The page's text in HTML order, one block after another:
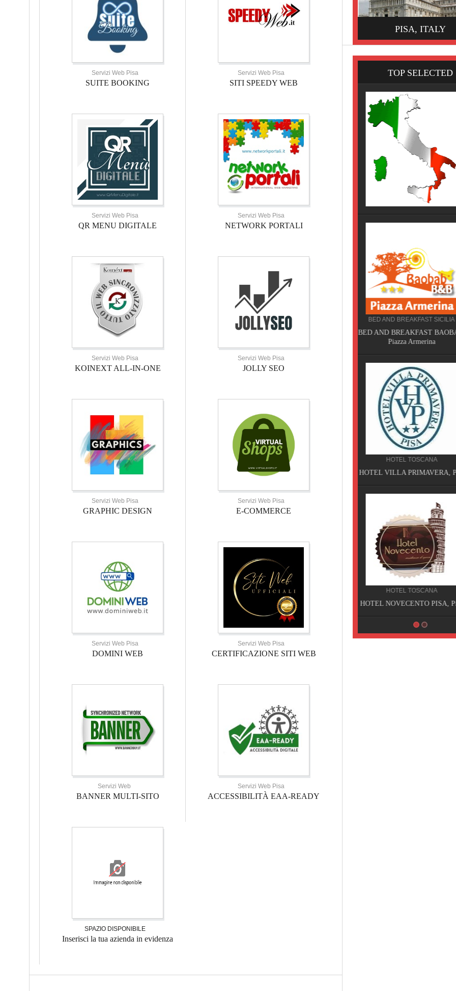
Servizi Web Pisa
SUITE BOOKING
Servizi Web Pisa
SITI SPEEDY WEB
Servizi Web Pisa
QR MENU DIGITALE
Servizi Web Pisa
NETWORK PORTALI
Servizi Web Pisa
KOINEXT ALL-IN-ONE
Servizi Web Pisa
JOLLY SEO
Servizi Web Pisa
GRAPHIC DESIGN
Servizi Web Pisa
E-COMMERCE
Servizi Web Pisa
DOMINI WEB
Servizi Web Pisa
CERTIFICAZIONE SITI WEB
Servizi Web
BANNER MULTI-SITO
Servizi Web Pisa
ACCESSIBILITÀ EAA-READY
SPAZIO DISPONIBILE
Inserisci la tua azienda in evidenza
PISA, ITALY
TOP SELECTED
BED AND BREAKFAST SICILIA
BED AND BREAKFAST BAOBAB,
HOTEL TOSCANA
HOTEL VILLA PRIMAVERA, Pisa
HOTEL TOSCANA
HOTEL NOVECENTO PISA, Pisa
HOTEL TOSCANA
HOTEL NOVECENTO
CAMPEGGIO TOSCANA
TORRE PENDENTE
VILLAGE, Pisa
SERVIZI TOSCANA
VELATHRI TOUR, Casciana